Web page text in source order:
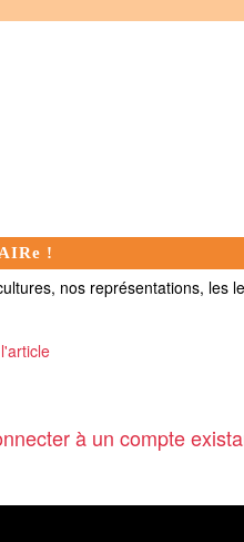
!
nos représentations, les
à un compte